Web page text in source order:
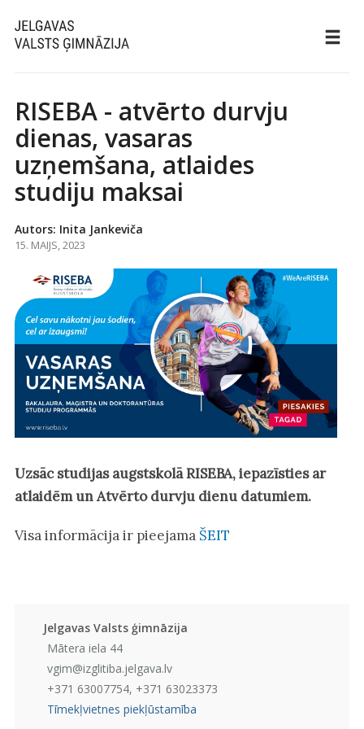
RISEBA - atvērto durvju
dienas, vasaras
uzņemšana, atlaides
studiju maksai
Autors: Inita Jankeviča
15. MAIJS, 2023
Uzsāc studijas augstskolā RISEBA, iepazīsties ar
atlaidēm un Atvērto durvju dienu datumiem.
Visa informācija ir pieejama ŠEIT
Jelgavas Valsts ģimnāzija
Mātera iela 44
vgim@izglitiba.jelgava.lv
+371 63007754, +371 63023373
Tīmekļvietnes piekļūstamība